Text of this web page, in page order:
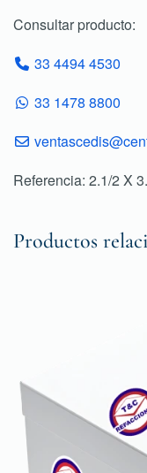
Consultar producto:
33 4494 4530
33 1478 8800
Referencia: 2.1/2 X
Productos